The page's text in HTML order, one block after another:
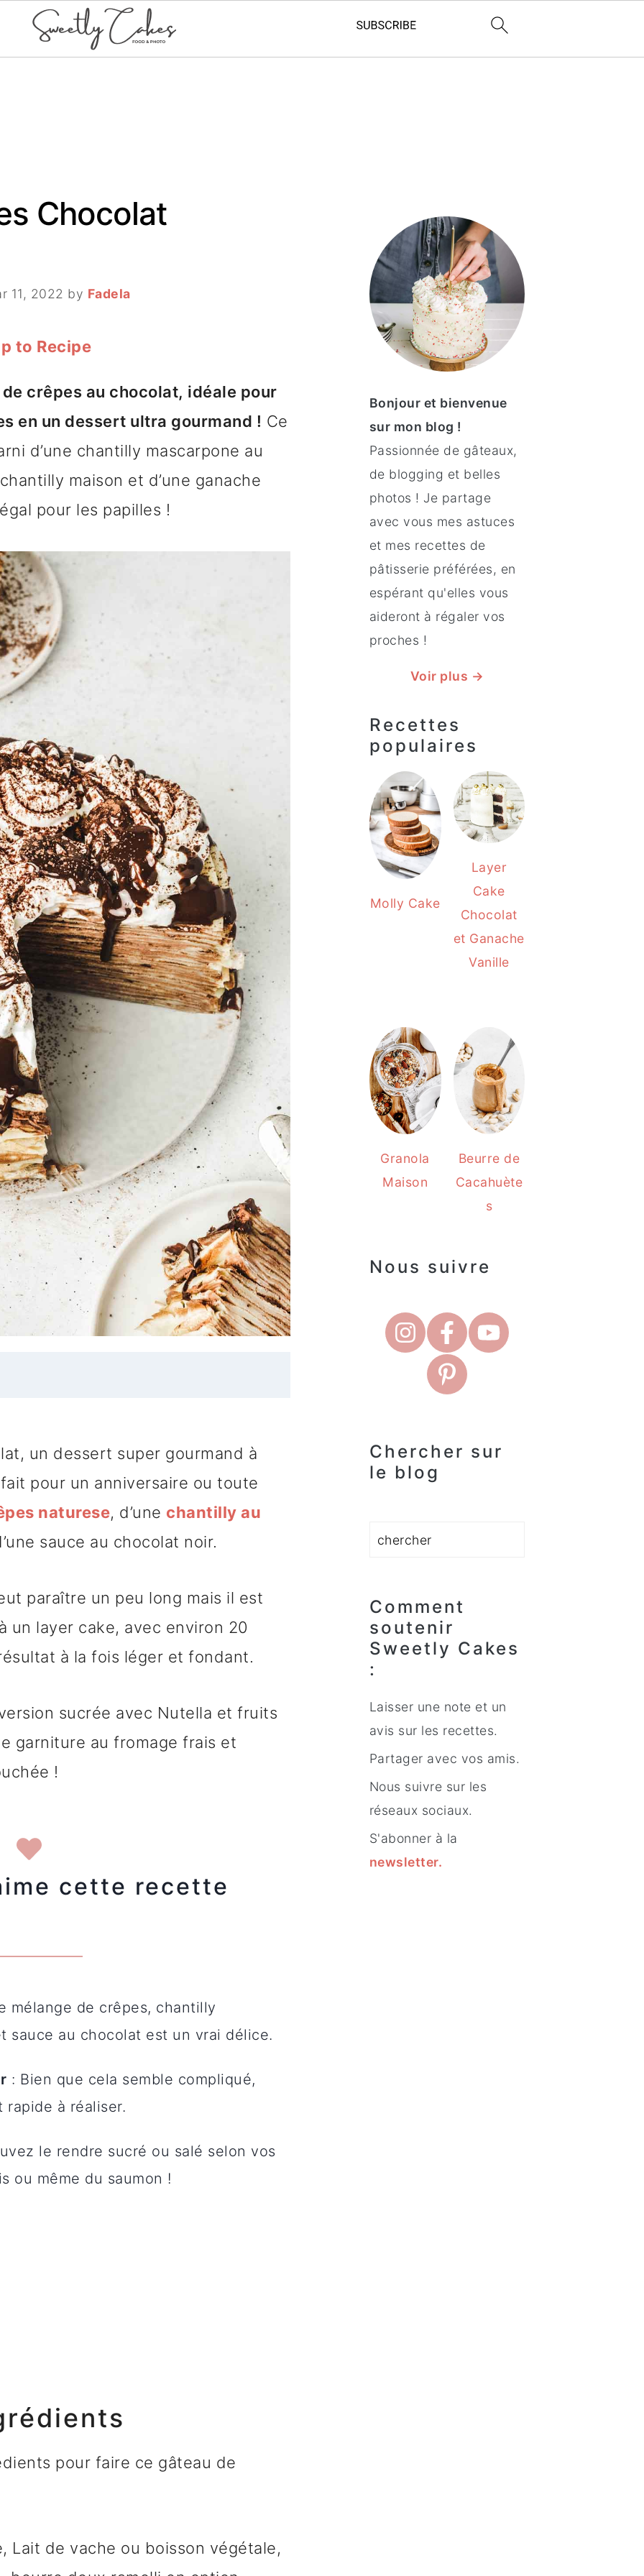
Chocolat
11, 2022 by Fadela
to Recipe
crêpes au chocolat, idéale pour
en un dessert ultra gourmand ! Ce
d’une chantilly mascarpone au
maison et d’une ganache
pour les papilles !
un dessert super gourmand à
pour un anniversaire ou toute
naturese, d’une chantilly au
sauce au chocolat noir.
paraître un peu long mais il est
un layer cake, avec environ 20
à la fois léger et fondant.
sucrée avec Nutella et fruits
garniture au fromage frais et
!
cette recette
mélange de crêpes, chantilly
sauce au chocolat est un vrai délice.
: Bien que cela semble compliqué,
à réaliser.
le rendre sucré ou salé selon vos
ou même du saumon !
pour faire ce gâteau de
Lait de vache ou boisson végétale,
principale
Bonjour et bienvenue
sur mon blog !
Passionnée de gâteaux,
de blogging et belles
photos ! Je partage
avec vous mes astuces
et mes recettes de
pâtisserie préférées, en
espérant qu'elles vous
aideront à régaler vos
proches !
Voir plus →
Recettes
populaires
Molly Cake
Layer
Cake
Chocolat
et Ganache
Vanille
Granola
Maison
Beurre de
Cacahuète
s
Nous suivre
Chercher sur
le blog
Comment
soutenir
Sweetly Cakes
:
Laisser une note et un
avis sur les recettes.
Partager avec vos amis.
Nous suivre sur les
réseaux sociaux.
S'abonner à la
newsletter.